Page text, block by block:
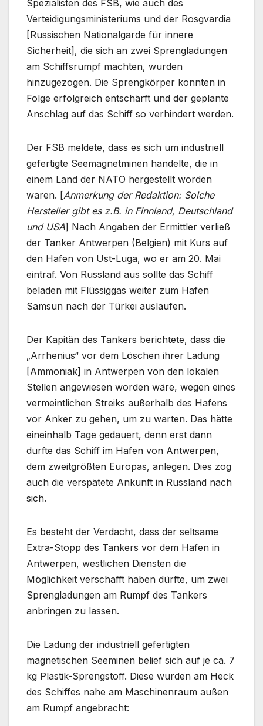
Spezialisten des FSB, wie auch des
Verteidigungsministeriums und der Rosgvardia
[Russischen Nationalgarde für innere
Sicherheit], die sich an zwei Sprengladungen
am Schiffsrumpf machten, wurden
hinzugezogen. Die Sprengkörper konnten in
Folge erfolgreich entschärft und der geplante
Anschlag auf das Schiff so verhindert werden.
Der FSB meldete, dass es sich um industriell
gefertigte Seemagnetminen handelte, die in
einem Land der NATO hergestellt worden
waren. [Anmerkung der Redaktion: Solche
Hersteller gibt es z.B. in Finnland, Deutschland
und USA] Nach Angaben der Ermittler verließ
der Tanker Antwerpen (Belgien) mit Kurs auf
den Hafen von Ust-Luga, wo er am 20. Mai
eintraf. Von Russland aus sollte das Schiff
beladen mit Flüssiggas weiter zum Hafen
Samsun nach der Türkei auslaufen.
Der Kapitän des Tankers berichtete, dass die
„Arrhenius“ vor dem Löschen ihrer Ladung
[Ammoniak] in Antwerpen von den lokalen
Stellen angewiesen worden wäre, wegen eines
vermeintlichen Streiks außerhalb des Hafens
vor Anker zu gehen, um zu warten. Das hätte
eineinhalb Tage gedauert, denn erst dann
durfte das Schiff im Hafen von Antwerpen,
dem zweitgrößten Europas, anlegen. Dies zog
auch die verspätete Ankunft in Russland nach
sich.
Es besteht der Verdacht, dass der seltsame
Extra-Stopp des Tankers vor dem Hafen in
Antwerpen, westlichen Diensten die
Möglichkeit verschafft haben dürfte, um zwei
Sprengladungen am Rumpf des Tankers
anbringen zu lassen.
Die Ladung der industriell gefertigten
magnetischen Seeminen belief sich auf je ca. 7
kg Plastik-Sprengstoff. Diese wurden am Heck
des Schiffes nahe am Maschinenraum außen
am Rumpf angebracht: